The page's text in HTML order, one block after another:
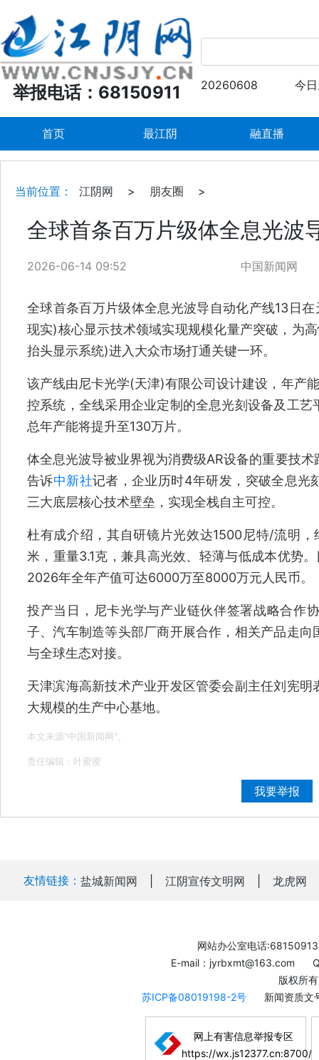
举报电话：68150911 20260608 今
首页 最江阴 融直播
当前位置： 江阴网 > 朋友圈 >
全球首条百万片级体全息光波
2026-06-14 09:52 中国新闻网
全球首条百万片级体全息光波导自动化产线13日
现实)核心显示技术领域实现规模化量产突破，为
抬头显示系统)进入大众市场打通关键一环。
该产线由尼卡光学(天津)有限公司设计建设，年产
控系统，全线采用企业定制的全息光刻设备及工
总年产能将提升至130万片。
体全息光波导被业界视为消费级AR设备的重要技
告诉中新社记者，企业历时4年研发，突破全息光
三大底层核心技术壁垒，实现全栈自主可控。
杜有成介绍，其自研镜片光效达1500尼特/流明
米，重量3.1克，兼具高光效、轻薄与低成本优势
2026年全年产值可达6000万至8000万元人民币。
投产当日，尼卡光学与产业链伙伴签署战略合作
子、汽车制造等头部厂商开展合作，相关产品走
与全球生态对接。
天津滨海高新技术产业开发区管委会副主任刘宪
大规模的生产中心基地。
本文来源"中国新闻网"。
责任编辑：叶蜜蜜
我要举报
友情链接： 盐城新闻网 江阴宣传文明网 龙虎网
网站办公室电话:68150913
E-mail：jyrbxmt@163.com
版权所
苏ICP备08019198-2号
新闻资质
网上有害信息举报专区
https://wx.js12377.cn:8700/